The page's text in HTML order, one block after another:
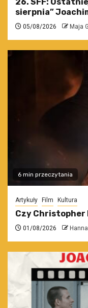
26. SFF:
sierpnia”
05/08/2026 Maja
6 min przeczytania
Artykuły Film Kultura
Czy Christopher
01/08/2026